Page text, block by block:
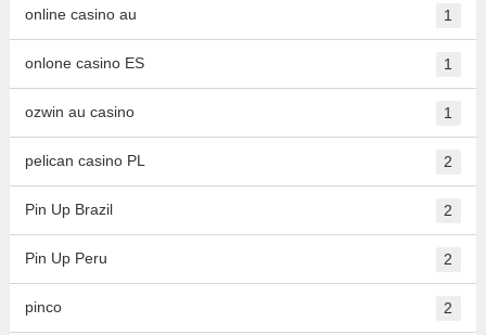
online casino au 1
onlone casino ES 1
ozwin au casino 1
pelican casino PL 2
Pin Up Brazil 2
Pin Up Peru 2
pinco 2